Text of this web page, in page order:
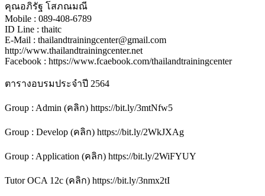
คุณอภิรัฐ โสภณมณี
Mobile : 089-408-6789
ID Line : thaitc
E-Mail : thailandtrainingcenter@gmail.com
http://www.thailandtrainingcenter.net
Facebook : https://www.fcaebook.com/thailandtrainingcenter
ตารางอบรมประจำปี 2564
Group : Admin (คลิก) https://bit.ly/3mtNfw5
Group : Develop (คลิก) https://bit.ly/2WkJXAg
Group : Application (คลิก) https://bit.ly/2WiFYUY
Tutor OCA 12c (คลิก) https://bit.ly/3nmx2tI